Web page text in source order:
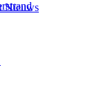
Nieuws